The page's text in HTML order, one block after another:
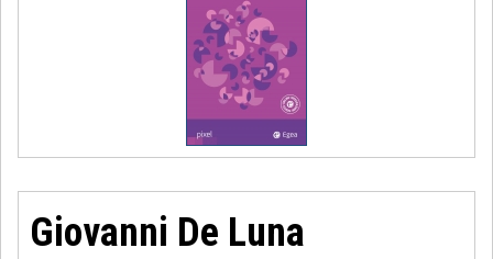
Giovanni De Luna